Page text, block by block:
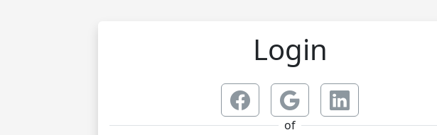
Login
of